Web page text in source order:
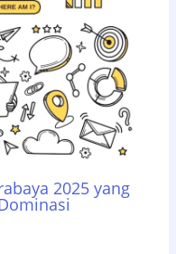
2025 yang